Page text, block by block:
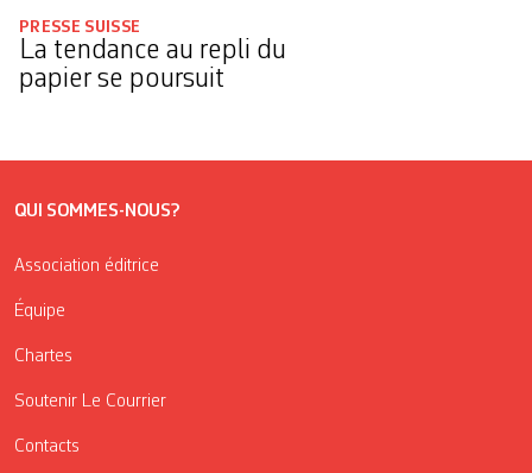
PRESSE SUISSE
La tendance au repli du
papier se poursuit
QUI SOMMES-NOUS?
Association éditrice
Équipe
Chartes
Soutenir Le Courrier
Contacts